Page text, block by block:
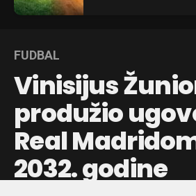
FUDBAL
Vinisijus
produžio
Real
2032. godine